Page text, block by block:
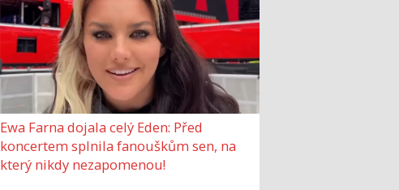
Ewa Farna dojala celý Eden: Před
koncertem splnila fanouškům sen, na
který nikdy nezapomenou!